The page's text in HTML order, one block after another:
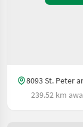
8093 St. Peter
239.52 km